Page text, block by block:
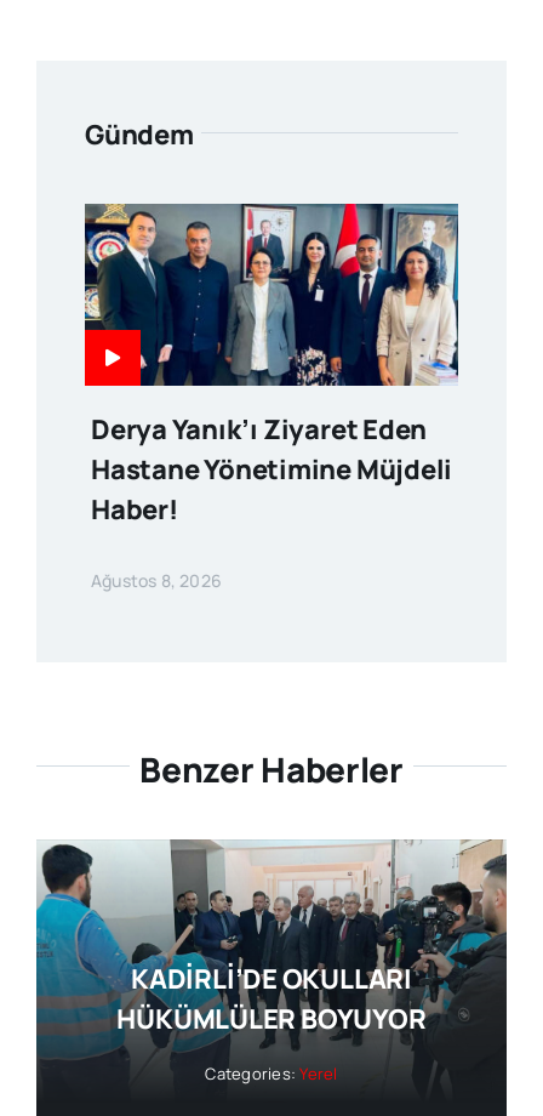
Gündem
Derya Yanık’ı Ziyaret Eden
Hastane Yönetimine Müjdeli
Haber!
Ağustos 8, 2026
Benzer Haberler
KADİRLİ’DE OKULLARI
HÜKÜMLÜLER BOYUYOR
Categories:Yerel